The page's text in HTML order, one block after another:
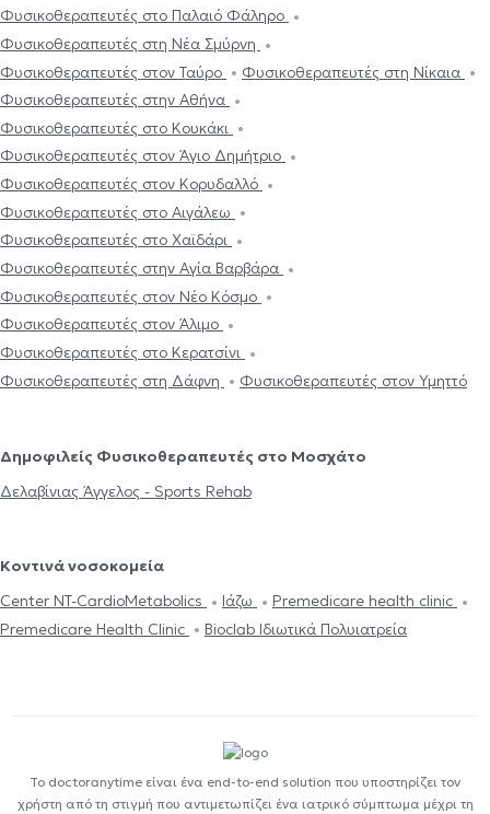
Φυσικοθεραπευτές στο Παλαιό Φάληρο
Φυσικοθεραπευτές στη Νέα Σμύρνη
Φυσικοθεραπευτές στον Ταύρο
Φυσικοθεραπευτές στη Νίκαια
Φυσικοθεραπευτές στην Αθήνα
Φυσικοθεραπευτές στο Κουκάκι
Φυσικοθεραπευτές στον Άγιο Δημήτριο
Φυσικοθεραπευτές στον Κορυδαλλό
Φυσικοθεραπευτές στο Αιγάλεω
Φυσικοθεραπευτές στο Χαϊδάρι
Φυσικοθεραπευτές στην Αγία Βαρβάρα
Φυσικοθεραπευτές στον Νέο Κόσμο
Φυσικοθεραπευτές στον Άλιμο
Φυσικοθεραπευτές στο Κερατσίνι
Φυσικοθεραπευτές στη Δάφνη
Φυσικοθεραπευτές στον Υμηττό
Δημοφιλείς Φυσικοθεραπευτές στο Μοσχάτο
Δελαβίνιας Άγγελος - Sports Rehab
Κοντινά νοσοκομεία
Center NT-CardioMetabolics
Ιάζω
Premedicare health clinic
Premedicare Health Clinic
Bioclab Ιδιωτικά Πολυιατρεία
Το doctoranytime είναι ένα end-to-end solution που υποστηρίζει τον
χρήστη από τη στιγμή που αντιμετωπίζει ένα ιατρικό σύμπτωμα μέχρι τη